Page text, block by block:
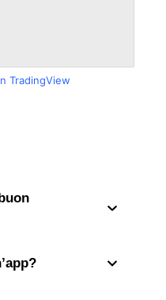
TradingView